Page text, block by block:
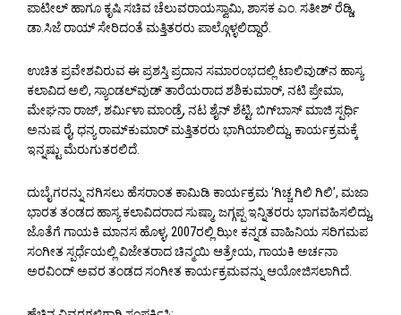
ಪಾಟೀಲ್ ಹಾಗೂ ಕೃಷಿ ಸಚಿವ ಚೆಲುವರಾಯಸ್ವಾಮಿ, ಶಾಸಕ ಎಂ. ಸತೀಶ್ ರೆಡ್ಡಿ,
ಡಾ.ಸಿಜೆ ರಾಯ್ ಸೇರಿದಂತೆ ಮತ್ತಿತರರು ಪಾಲ್ಗೊಳ್ಳಲಿದ್ದಾರೆ.
ಉಚಿತ ಪ್ರವೇಶವಿರುವ ಈ ಪ್ರಶಸ್ತಿ ಪ್ರದಾನ ಸಮಾರಂಭದಲ್ಲಿ ಟಾಲಿವುಡ್‌ನ ಹಾಸ್ಯ
ಕಲಾವಿದ ಅಲಿ, ಸ್ಯಾಂಡಲ್‌ವುಡ್ ತಾರೆಯರಾದ ಶಶಿಕುಮಾರ್, ನಟಿ ಪ್ರೇಮಾ,
ಮೇಘನಾ ರಾಜ್, ಶರ್ಮಿಳಾ ಮಾಂಡ್ರೆ, ನಟ ಶೈನ್ ಶೆಟ್ಟಿ, ಬಿಗ್‌ಬಾಸ್‌ ಮಾಜಿ ಸ್ಪರ್ಧಿ
ಅನುಷ ರೈ, ಧನ್ಯ ರಾಮ್‌ಕುಮಾರ್‌ ಮತ್ತಿತರರು ಭಾಗಿಯಾಲಿದ್ದು, ಕಾರ್ಯಕ್ರಮಕ್ಕೆ
ಇನ್ನಷ್ಟು ಮೆರುಗುತರಲಿದೆ.
ದುಬೈಗರನ್ನು ನಗಿಸಲು ಹೆಸರಾಂತ ಕಾಮಿಡಿ ಕಾರ್ಯಕ್ರಮ ‘ಗಿಚ್ಚ ಗಿಲಿ ಗಿಲಿ’, ಮಜಾ
ಭಾರತ ತಂಡದ ಹಾಸ್ಯ ಕಲಾವಿದರಾದ ಸುಷ್ಮಾ, ಜಗ್ಗಪ್ಪ ಇನ್ನಿತರರು ಭಾಗವಹಿಸಲಿದ್ದು,
ಜೊತೆಗೆ ಗಾಯಕಿ ಮಾನಸ ಹೊಳ್ಳ, 2007ರಲ್ಲಿ ಝೀ ಕನ್ನಡ ವಾಹಿನಿಯ ಸರಿಗಮಪ
ಸಂಗೀತ ಸ್ಪರ್ಧೆಯಲ್ಲಿ ವಿಜೇತರಾದ ಚಿನ್ಮಯಿ ಆತ್ರೇಯ, ಗಾಯಕಿ ಅರ್ಚನಾ
ಅರವಿಂದ್‌ ಅವರ ತಂಡದ ಸಂಗೀತ ಕಾರ್ಯಕ್ರಮವನ್ನು ಆಯೋಜಿಸಲಾಗಿದೆ.